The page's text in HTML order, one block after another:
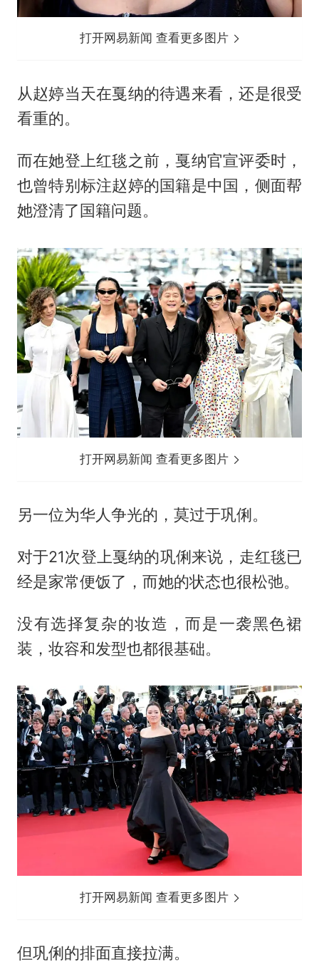
打开网易新闻 查看更多图片
从赵婷当天在戛纳的待遇来看，还是很受
看重的。
而在她登上红毯之前，戛纳官宣评委时，
也曾特别标注赵婷的国籍是中国，侧面帮
她澄清了国籍问题。
打开网易新闻 查看更多图片
另一位为华人争光的，莫过于巩俐。
对于21次登上戛纳的巩俐来说，走红毯已
经是家常便饭了，而她的状态也很松弛。
没有选择复杂的妆造，而是一袭黑色裙
装，妆容和发型也都很基础。
打开网易新闻 查看更多图片
但巩俐的排面直接拉满。